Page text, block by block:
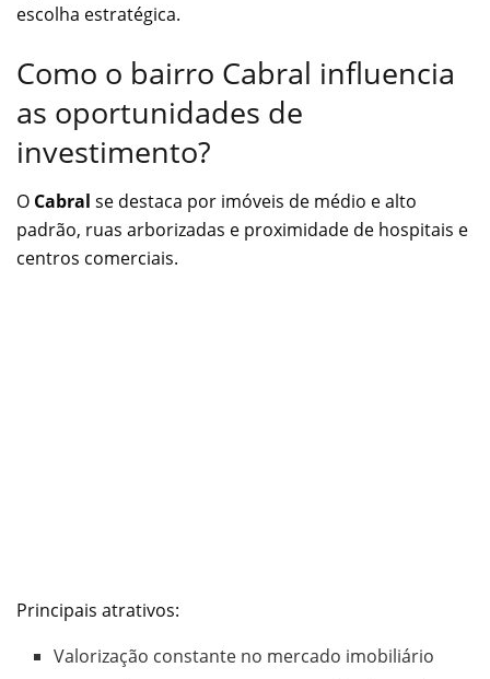
escolha estratégica.
Como o bairro Cabral influencia
as oportunidades de
investimento?
O Cabral se destaca por imóveis de médio e alto
padrão, ruas arborizadas e proximidade de hospitais e
centros comerciais.
Principais atrativos:
Valorização constante no mercado imobiliário